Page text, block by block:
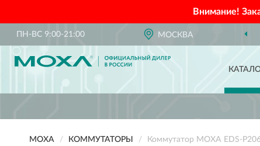
Внимание!
ПН-ВС 9:00-21:00 МОСКВА
MOXA КОММУТАТОРЫ Коммутатор MOXA EDS-